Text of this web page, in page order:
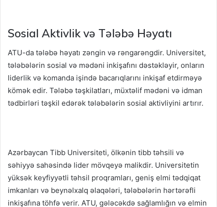
Sosial Aktivlik və Tələbə Həyatı
ATU-da tələbə həyatı zəngin və rəngarəngdir. Universitet,
tələbələrin sosial və mədəni inkişafını dəstəkləyir, onların
liderlik və komanda işində bacarıqlarını inkişaf etdirməyə
kömək edir. Tələbə təşkilatları, müxtəlif mədəni və idman
tədbirləri təşkil edərək tələbələrin sosial aktivliyini artırır.
Azərbaycan Tibb Universiteti, ölkənin tibb təhsili və
səhiyyə sahəsində lider mövqeyə malikdir. Universitetin
yüksək keyfiyyətli təhsil proqramları, geniş elmi tədqiqat
imkanları və beynəlxalq əlaqələri, tələbələrin hərtərəfli
inkişafına töhfə verir. ATU, gələcəkdə sağlamlığın və elmin